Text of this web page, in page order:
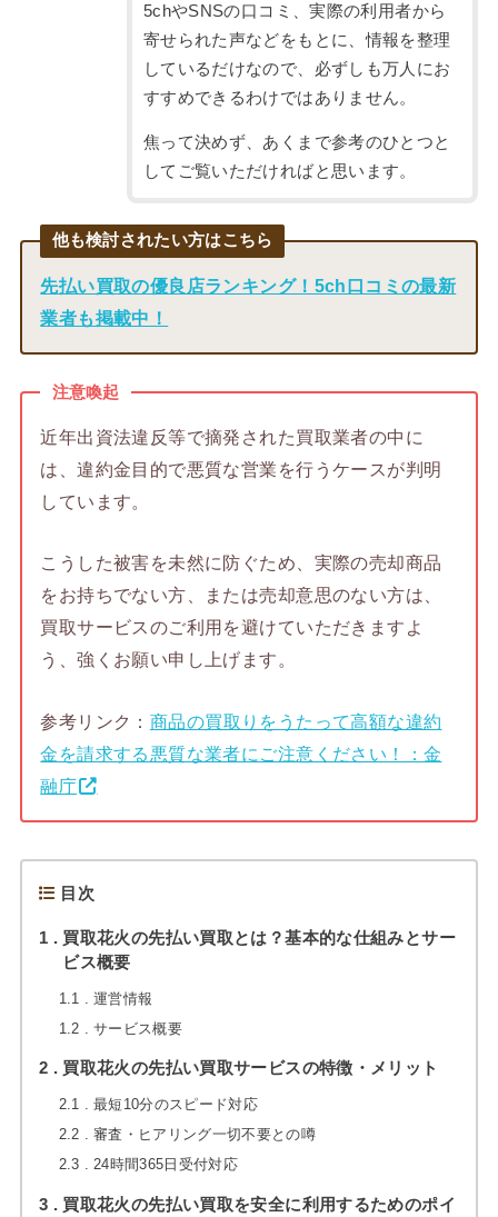
5chやSNSの口コミ、実際の利用者から
寄せられた声などをもとに、情報を整理
しているだけなので、必ずしも万人にお
すすめできるわけではありません。
焦って決めず、あくまで参考のひとつと
してご覧いただければと思います。
他も検討されたい方はこちら
先払い買取の優良店ランキング！5ch口コミの最新
業者も掲載中！
注意喚起
近年出資法違反等で摘発された買取業者の中に
は、違約金目的で悪質な営業を行うケースが判明
しています。
こうした被害を未然に防ぐため、実際の売却商品
をお持ちでない方、または売却意思のない方は、
買取サービスのご利用を避けていただきますよ
う、強くお願い申し上げます。
参考リンク： 商品の買取りをうたって高額な違約
金を請求する悪質な業者にご注意ください！：金
融庁
目次
1
買取花火の先払い買取とは？基本的な仕組みとサー
ビス概要
1.1
運営情報
1.2
サービス概要
2 買取花火の先払い買取サービスの特徴・メリット
2.1
最短10分のスピード対応
2.2
審査・ヒアリング一切不要との噂
2.3
24時間365日受付対応
3 買取花火の先払い買取を安全に利用するためのポイ